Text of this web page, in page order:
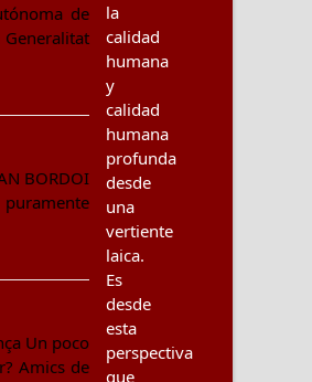
de
BORDOI
Un poco
Amics de
la
calidad
humana
y
calidad
humana
profunda
desde
una
vertiente
laica.
Es
desde
esta
perspectiva
que